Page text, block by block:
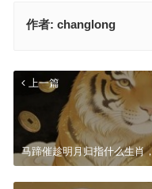
作者: changlong
上一篇
马蹄催趁明月归指什么生肖